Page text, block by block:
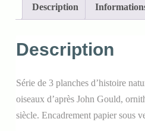
Description
Description
Série de 3 planches d’histoire
oiseaux d’après John Gould,
siècle. Encadrement papier sous